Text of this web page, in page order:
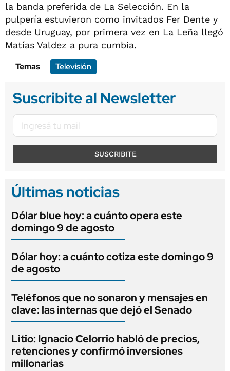
la banda preferida de La Selección. En la
pulpería estuvieron como invitados Fer Dente y
desde Uruguay, por primera vez en La Leña llegó
Matías Valdez a pura cumbia.
Temas
Televisión
Suscribite al Newsletter
SUSCRIBITE
Últimas noticias
Dólar blue hoy: a cuánto opera este
domingo 9 de agosto
Dólar hoy: a cuánto cotiza este domingo 9
de agosto
Teléfonos que no sonaron y mensajes en
clave: las internas que dejó el Senado
Litio: Ignacio Celorrio habló de precios,
retenciones y confirmó inversiones
millonarias